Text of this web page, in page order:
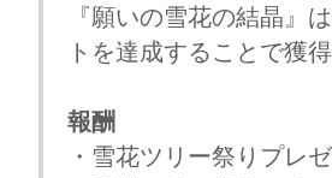
『願いの雪花の結晶』
トを達成することで獲
報酬
・雪花ツリー祭りプレ